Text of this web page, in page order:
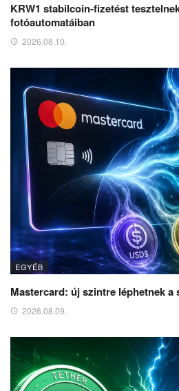
KRW1 stabilcoin-fizetést
fotóautomatáiban
2026.08.10.
EGYÉB
Mastercard: új szintre léphetnek a
2026.08.09.